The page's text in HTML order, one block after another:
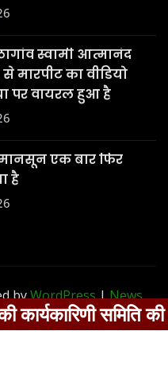
स्वामी आत्मानंद
मारपीट का वीडियो
पर वायरल हुआ है
एक बार फिर
है
byWordPress|News
समिति की बैठक